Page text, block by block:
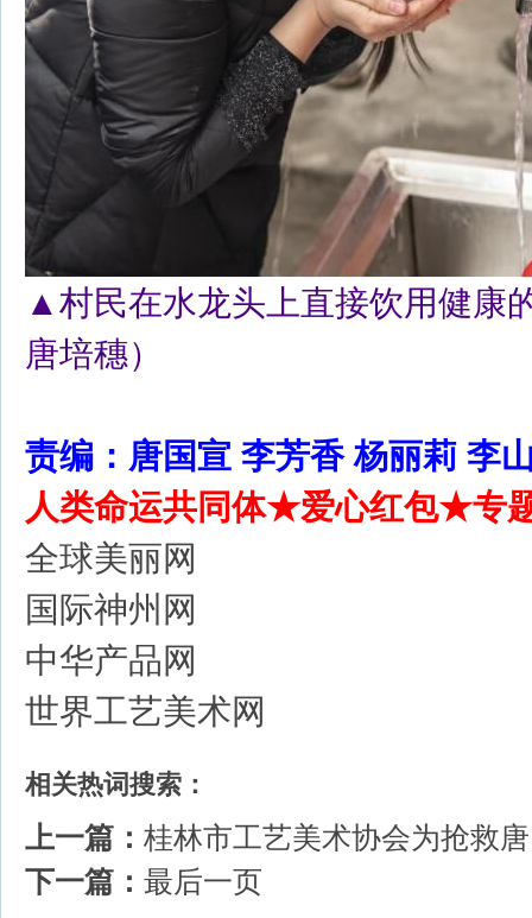
▲村民在水龙头上直接饮用健康
唐培穗）
责编：唐国宣 李芳香 杨丽莉 李
人类命运共同体★爱心红包★专
全球美丽网
国际神州网
中华产品网
世界工艺美术网
相关热词搜索：
上一篇： 桂林市工艺美术协会为抢救
下一篇： 最后一页